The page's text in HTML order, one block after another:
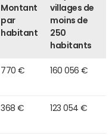
Montant
par
habitant
villages de
moins de
250
habitants
770 € 160 056 €
368 € 123 054 €